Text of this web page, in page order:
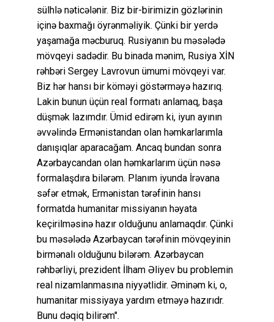
sülhlə nəticələnir. Biz bir-birimizin gözlərinin
içinə baxmağı öyrənməliyik. Çünki bir yerdə
yaşamağa məcburuq. Rusiyanın bu məsələdə
mövqeyi sadədir. Bu binada mənim, Rusiya XİN
rəhbəri Sergey Lavrovun ümumi mövqeyi var.
Biz hər hansı bir köməyi göstərməyə hazırıq.
Lakin bunun üçün real formatı anlamaq, başa
düşmək lazımdır. Ümid edirəm ki, iyun ayının
əvvəlində Ermənistandan olan həmkarlarımla
danışıqlar aparacağam. Ancaq bundan sonra
Azərbaycandan olan həmkarlarım üçün nəsə
formalaşdıra bilərəm. Planım iyunda İrəvana
səfər etmək, Ermənistan tərəfinin hansı
formatda humanitar missiyanın həyata
keçirilməsinə hazır olduğunu anlamaqdır. Çünki
bu məsələdə Azərbaycan tərəfinin mövqeyinin
birmənalı olduğunu bilərəm. Azərbaycan
rəhbərliyi, prezident İlham Əliyev bu problemin
real nizamlanmasına niyyətlidir. Əminəm ki, o,
humanitar missiyaya yardım etməyə hazırıdr.
Bunu dəqiq bilirəm".